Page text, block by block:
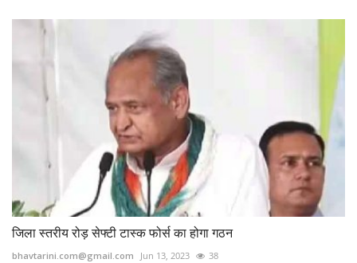
जिला स्तरीय रोड़ सेफ्टी टास्क फोर्स का होगा गठन
bhavtarini.com@gmail.com Jun 13, 2023 38